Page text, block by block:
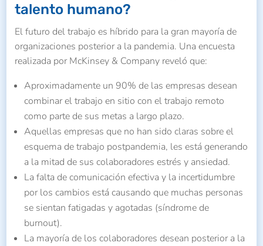
talento humano?
El futuro del trabajo es híbrido para la gran mayoría de
organizaciones posterior a la pandemia. Una encuesta
realizada por McKinsey & Company reveló que:
Aproximadamente un 90% de las empresas desean
combinar el trabajo en sitio con el trabajo remoto
como parte de sus metas a largo plazo.
Aquellas empresas que no han sido claras sobre el
esquema de trabajo postpandemia, les está generando
a la mitad de sus colaboradores estrés y ansiedad.
La falta de comunicación efectiva y la incertidumbre
por los cambios está causando que muchas personas
se sientan fatigadas y agotadas (síndrome de
burnout).
La mayoría de los colaboradores desean posterior a la